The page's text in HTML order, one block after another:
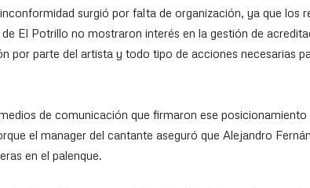
surgió por falta de organización, ya que los
El Potrillo no mostraron interés en la gestión de
por parte del artista y todo tipo de acciones necesarias
de comunicación que firmaron ese
el manager del cantante aseguró que Alejandro
en el palenque.